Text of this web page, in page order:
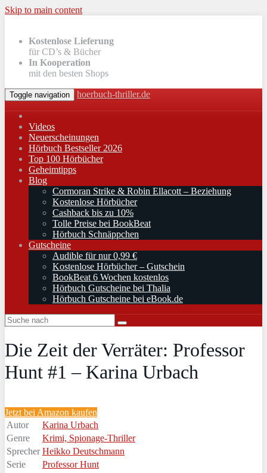
Skip to main content
Kostenlose Lieferung
für CD’s & Bücher
In Kooperation
mit den besten Shops
Toggle navigation hoerbuch-thriller.de
Videos
Neuerscheinungen
Hörbuch Bestseller 2026
Top 100 Hörbücher
Geheimtipps
Blog
Cormoran Strike & Robin Ellacott – Beziehung
Kostenlose Hörbücher
Cashback bis zu 10%
Tolle Preise bei BookBeat
Hörbuch Schnäppchen
Gutscheine
Audible für nur 0,99 €
Kostenlose Hörbücher – Gutschein
BookBeat 6 Wochen kostenlos
Hörbuch Gutscheine bei Thalia
Hörbuch Gutscheine bei eBook.de
Die Zeit der Verräter: Professor
Hunt #1 – Karina Urbach
Jetzt bei Amazon kaufen
Autor
Karina Urbach
Genre
Krimi, Spionage-Thriller
Sprecher Heikko Deutschmann
Serie
Professor Hunt